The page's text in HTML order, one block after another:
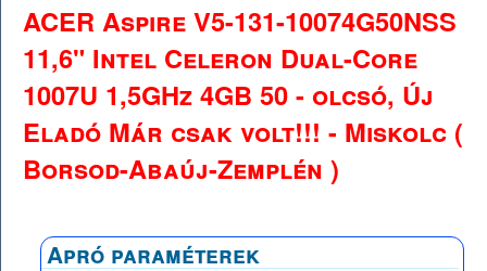
ACER Aspire V5-131-10074G50NSS
11,6" Intel Celeron Dual-Core
1007U 1,5GHz 4GB 50 - olcsó, Új
Eladó Már csak volt!!! - Miskolc (
Borsod-Abaúj-Zemplén )
Apró paraméterek